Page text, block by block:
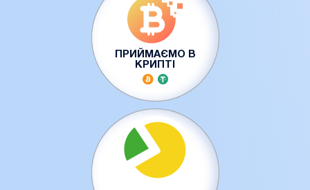
ПРИЙМАЄМО В
КРИПТІ